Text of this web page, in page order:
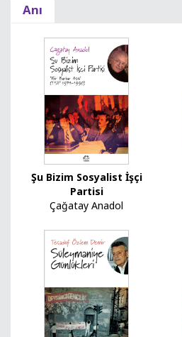
Anı
Şu Bizim Sosyalist İşçi
Partisi
Çağatay Anadol